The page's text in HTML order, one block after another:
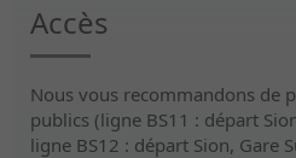
Accès
Nous vous recommandons de
publics (ligne BS11 : départ
ligne BS12 : départ Sion, Gare